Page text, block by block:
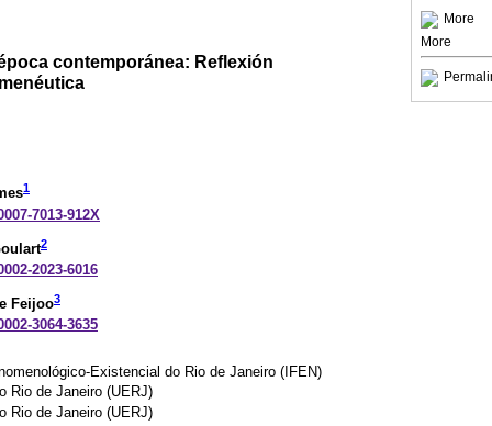
More
More
contemporánea: Reflexión
1
7013-912X
2
2023-6016
Feijoo3
3064-3635
Existencial do Rio de Janeiro (IFEN)
Rio de Janeiro (UERJ)
Rio de Janeiro (UERJ)